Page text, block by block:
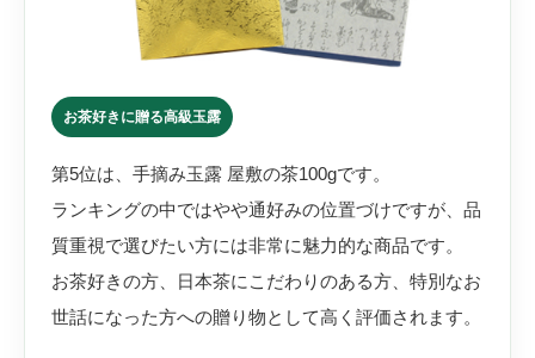
お茶好きに贈る高級玉露
第5位は、手摘み玉露 屋敷の茶100gです。
ランキングの中ではやや通好みの位置づけですが、品
質重視で選びたい方には非常に魅力的な商品です。
お茶好きの方、日本茶にこだわりのある方、特別なお
世話になった方への贈り物として高く評価されます。